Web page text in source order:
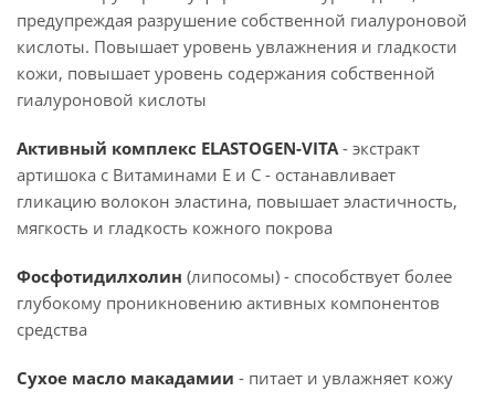
предупреждая разрушение собственной гиалуроновой
кислоты. Повышает уровень увлажнения и гладкости
кожи, повышает уровень содержания собственной
гиалуроновой кислоты
Активный комплекс ELASTOGEN-VITA- экстракт
артишока с Витаминами Е и C - останавливает
гликацию волокон эластина, повышает эластичность,
мягкость и гладкость кожного покрова
Фосфотидилхолин (липосомы) - способствует более
глубокому проникновению активных компонентов
средства
Сухое масло макадамии - питает и увлажняет кожу